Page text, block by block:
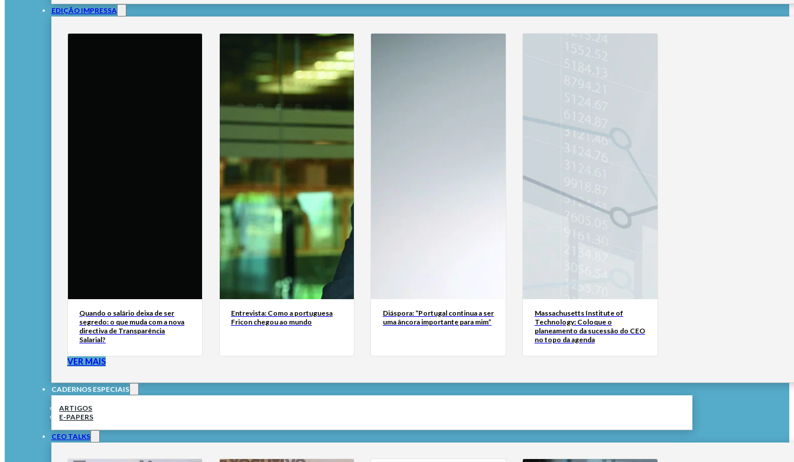
EDIÇÃO IMPRESSA
Quando o salário deixa de ser
segredo: o que muda com a nova
directiva de Transparência
Salarial?
Entrevista: Como a portuguesa
Fricon chegou ao mundo
Diáspora: “Portugal continua a ser
uma âncora importante para mim”
Massachusetts Institute of
Technology: Coloque o
planeamento da sucessão do CEO
no topo da agenda
VER MAIS
CADERNOS ESPECIAIS
ARTIGOS
E-PAPERS
CEO TALKS